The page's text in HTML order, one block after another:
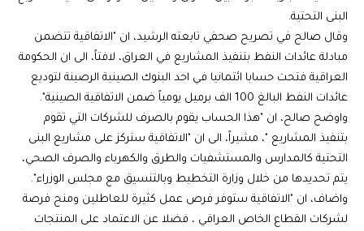
البنى التحتية.
وقال صالح في تصريح صحفي تابعته الرشيد، ان "الاتفاقية تتضمن
مبادلة عائدات النفط بتنفيذ المشاريع في العراق، لافتاً، الى ان الحكومة
العراقية فتحت حسابا ائتمانيا في احد البنوك الصينية الرصينة لتوديع
عائدات النفط البالغ 100 الف برميل يومياً ضمن الاتفاقية الصينية".
واوضح صالح، ان "هذا الحساب يقوم بالصرف للشركات التي تقوم
بتنفيذ المشاريع "، مشيراً، الى ان "الاتفاقية ستركز على مشاريع البنى
التحتية كالمدارس والمستشفيات والطرق والكهرباء والصرف الصحي،
يتم تحديدها من خلال وزارة التخطيط وبالتنسيق مع مجلس الوزراء".
واضاف، ان "الاتفاقية ستوفر فرص عمل كثيرة للعاطلين ومنح فرصة
لشركات القطاع الخاص العراقي ، فضلا عن الاعتماد على المنتجات